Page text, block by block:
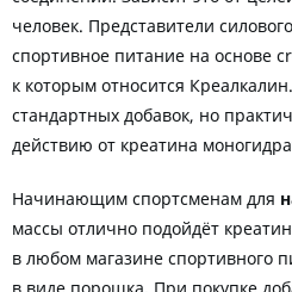
человек. Представители
спортивное питание на основе
к которым относится
стандартных добавок, но
действию от креатина
Начинающим спортсменам для
массы отлично подойдёт
в любом магазине спортивного